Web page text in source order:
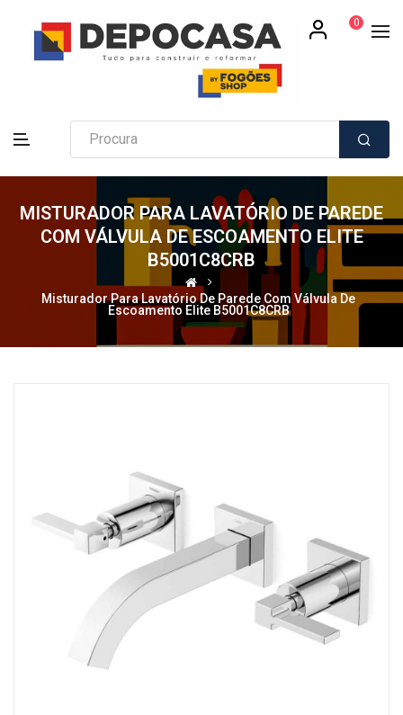
0
MISTURADOR PARA LAVATÓRIO DE PAREDE
COM VÁLVULA DE ESCOAMENTO ELITE
B5001C8CRB
Misturador Para Lavatório De Parede Com Válvula De
Escoamento Elite B5001C8CRB